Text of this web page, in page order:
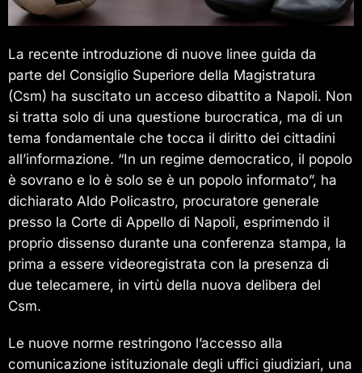
La recente introduzione di nuove linee guida da
parte del Consiglio Superiore della Magistratura
(Csm) ha suscitato un acceso dibattito a Napoli. Non
si tratta solo di una questione burocratica, ma di un
tema fondamentale che tocca il diritto dei cittadini
all’informazione. “In un regime democratico, il popolo
è sovrano e lo è solo se è un popolo informato”, ha
dichiarato Aldo Policastro, procuratore generale
presso la Corte di Appello di Napoli, esprimendo il
proprio dissenso durante una conferenza stampa, la
prima a essere videoregistrata con la presenza di
due telecamere, in virtù della nuova delibera del
Csm.
Le nuove norme restringono l’accesso alla
comunicazione istituzionale degli uffici giudiziari, una